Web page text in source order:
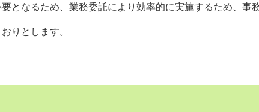
となるため、業務委託により効率的に実施するため、事
りとします。